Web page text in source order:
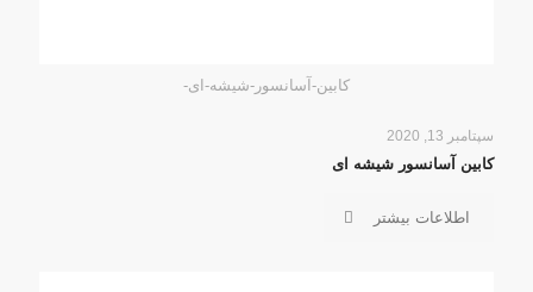
کابین-آسانسور-شیشه-ای-
سپتامبر 13, 2020
کابین آسانسور شیشه ای
اطلاعات بیشتر